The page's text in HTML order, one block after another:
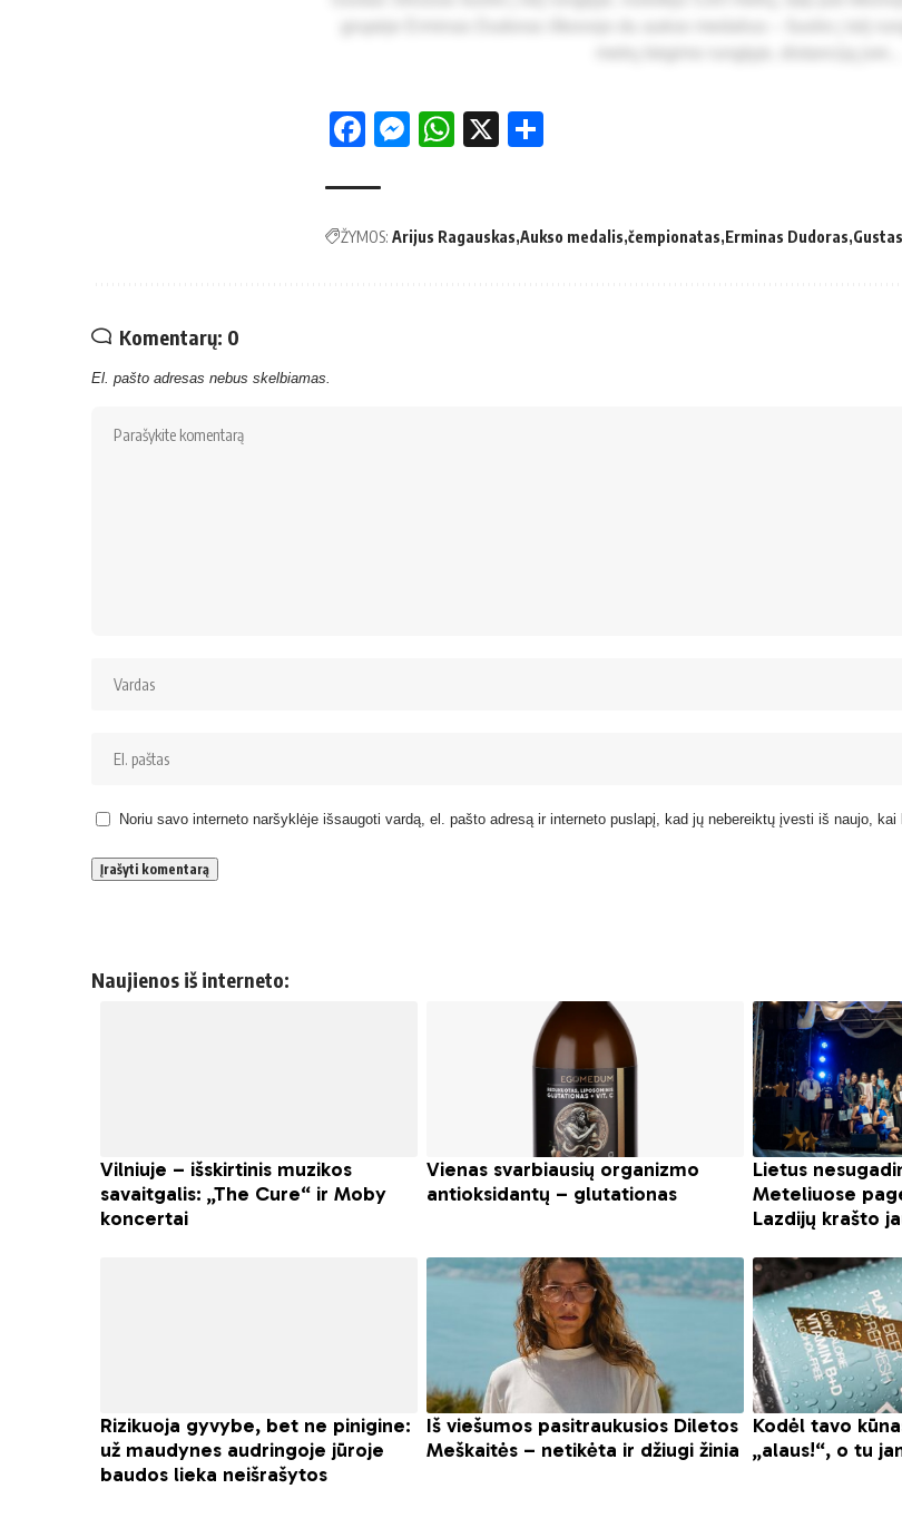
Facebook
Messenger
WhatsApp
X
ŽYMOS: Arijus Ragauskas Aukso medalis čempionatas Erminas Dudoras
Komentarų: 0
El. pašto adresas nebus skelbiamas.
Noriu savo interneto naršyklėje išsaugoti vardą, el. pašto adresą ir interneto puslapį, kad jų nebereiktų įvesti iš naujo,
Naujienos iš interneto: